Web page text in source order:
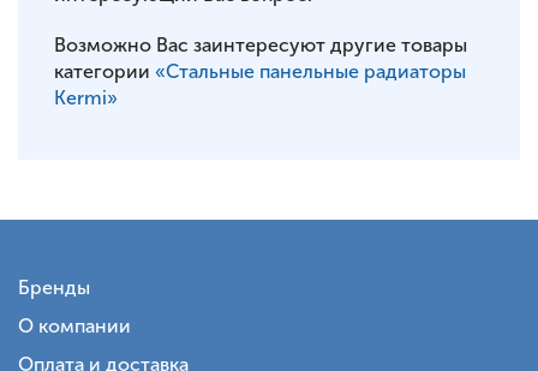
Возможно Вас заинтересуют другие товары
категории «Стальные панельные радиаторы
Kermi»
Бренды
О компании
Оплата и доставка